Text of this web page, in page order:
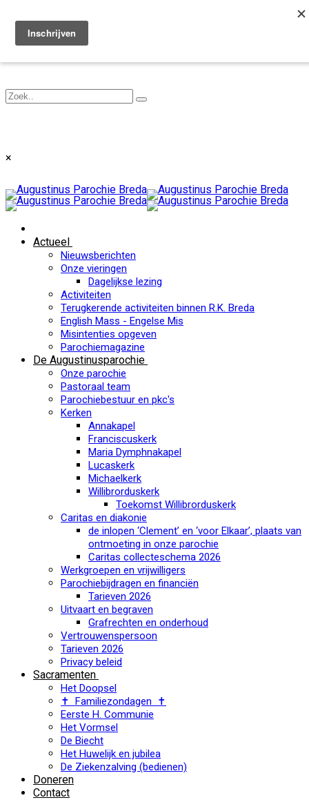
Toggle navigation
×
Actueel
Nieuwsberichten
Onze vieringen
Dagelijkse lezing
Activiteiten
Terugkerende activiteiten binnen R.K. Breda
English Mass - Engelse Mis
Misintenties opgeven
Parochiemagazine
De Augustinusparochie
Onze parochie
Pastoraal team
Parochiebestuur en pkc's
Kerken
Annakapel
Franciscuskerk
Maria Dymphnakapel
Lucaskerk
Michaelkerk
Willibrorduskerk
Toekomst Willibrorduskerk
Caritas en diakonie
de inlopen ‘Clement’ en ‘voor Elkaar’, plaats van
ontmoeting in onze parochie
Caritas collecteschema 2026
Werkgroepen en vrijwilligers
Parochiebijdragen en financiën
Tarieven 2026
Uitvaart en begraven
Grafrechten en onderhoud
Vertrouwenspersoon
Tarieven 2026
Privacy beleid
Sacramenten
Het Doopsel
✝ Familiezondagen ✝
Eerste H. Communie
Het Vormsel
De Biecht
Het Huwelijk en jubilea
De Ziekenzalving (bedienen)
Doneren
Contact